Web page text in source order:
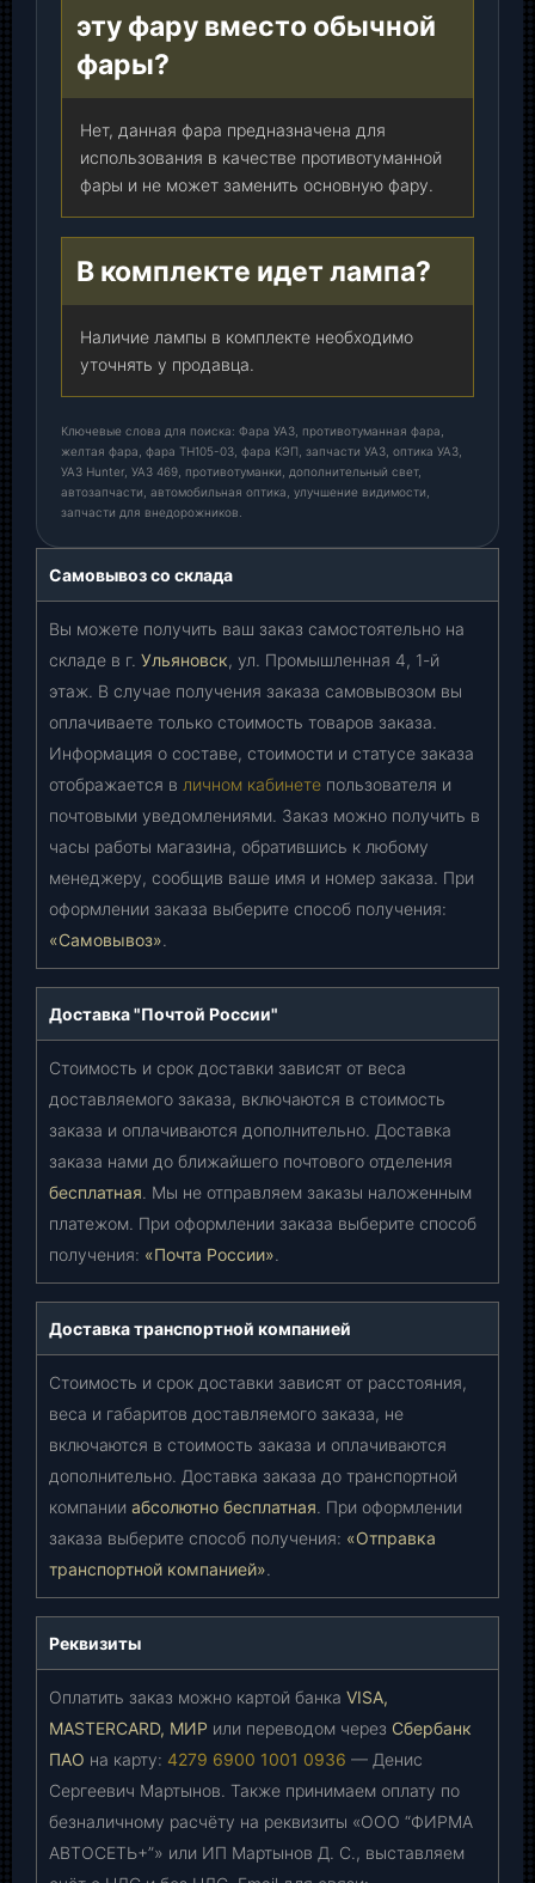
эту фару вместо обычной
фары?
Нет, данная фара предназначена для
использования в качестве противотуманной
фары и не может заменить основную фару.
В комплекте идет лампа?
Наличие лампы в комплекте необходимо
уточнять у продавца.
Ключевые слова для поиска: Фара УАЗ, противотуманная фара,
желтая фара, фара ТН105-03, фара КЭП, запчасти УАЗ, оптика УАЗ,
УАЗ Hunter, УАЗ 469, противотуманки, дополнительный свет,
автозапчасти, автомобильная оптика, улучшение видимости,
запчасти для внедорожников.
Самовывоз со склада
Вы можете получить ваш заказ самостоятельно на
складе в г. Ульяновск, ул. Промышленная 4, 1-й
этаж. В случае получения заказа самовывозом вы
оплачиваете только стоимость товаров заказа.
Информация о составе, стоимости и статусе заказа
отображается в личном кабинете пользователя и
почтовыми уведомлениями. Заказ можно получить в
часы работы магазина, обратившись к любому
менеджеру, сообщив ваше имя и номер заказа. При
оформлении заказа выберите способ получения:
«Самовывоз».
Доставка "Почтой России"
Стоимость и срок доставки зависят от веса
доставляемого заказа, включаются в стоимость
заказа и оплачиваются дополнительно. Доставка
заказа нами до ближайшего почтового отделения
бесплатная. Мы не отправляем заказы наложенным
платежом. При оформлении заказа выберите способ
получения: «Почта России».
Доставка транспортной компанией
Стоимость и срок доставки зависят от расстояния,
веса и габаритов доставляемого заказа, не
включаются в стоимость заказа и оплачиваются
дополнительно. Доставка заказа до транспортной
компании абсолютно бесплатная. При оформлении
заказа выберите способ получения: «Отправка
транспортной компанией».
Реквизиты
Оплатить заказ можно картой банка VISA,
MASTERCARD, МИР или переводом через Сбербанк
ПАО на карту: 4279 6900 1001 0936 — Денис
Сергеевич Мартынов. Также принимаем оплату по
безналичному расчёту на реквизиты «ООО “ФИРМА
АВТОСЕТЬ+”» или ИП Мартынов Д. С., выставляем